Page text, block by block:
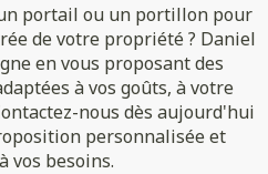
portail ou un portillon pour
de votre propriété ? Daniel
en vous proposant des
à vos goûts, à votre
nous dès aujourd'hui
personnalisée et
vos besoins.